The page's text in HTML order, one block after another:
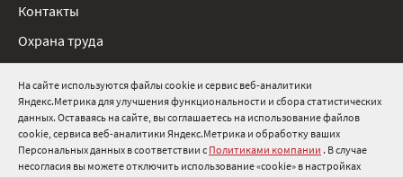
На сайте используются файлы cookie и сервис веб-аналитики
Яндекс.Метрика для улучшения функциональности и сбора статистических
данных. Оставаясь на сайте, вы соглашаетесь на использование файлов
cookie, сервиса веб-аналитики Яндекс.Метрика и обработку ваших
Персональных данных в соответствии с Политиками компании . В случае
несогласия вы можете отключить использование «cookie» в настройках
8 800 511 91 82
info@onduline.ru
Россия Беларусь Казахстан
Контакты
Охрана труда